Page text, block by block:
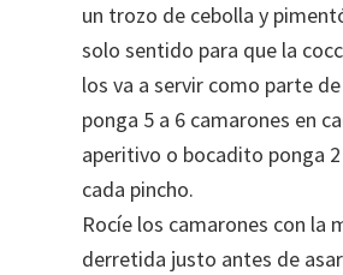
un trozo de cebolla y
solo sentido para que la
los va a servir como parte
ponga 5 a 6 camarones en
aperitivo o bocadito ponga
cada pincho.
Rocíe los camarones con la
derretida justo antes de